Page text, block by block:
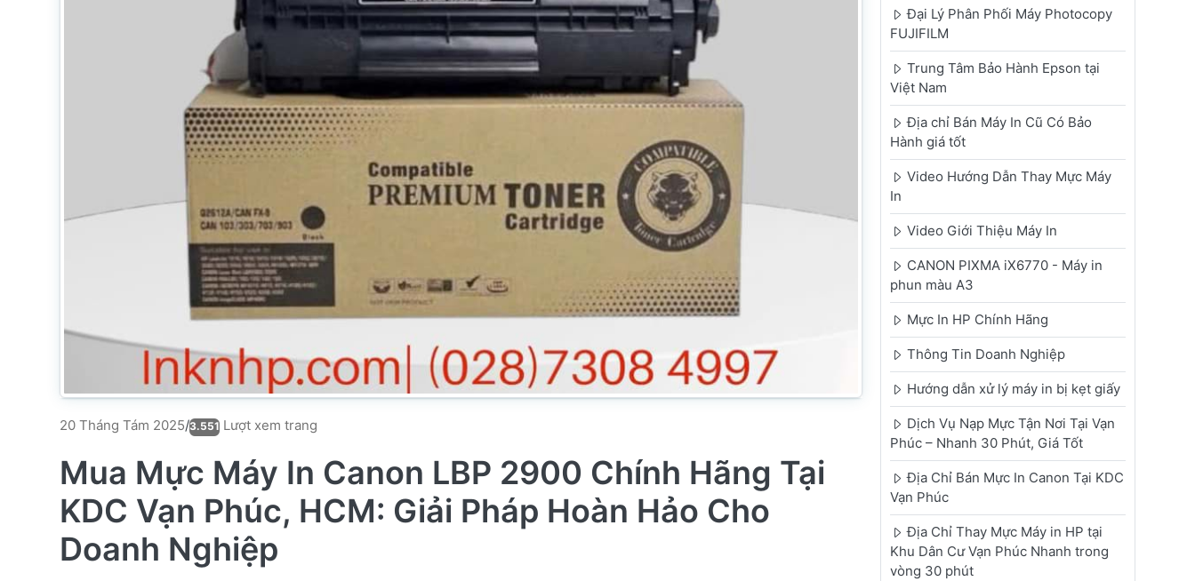
20 Tháng Tám 2025/3.551 Lượt xem trang
Mua Mực Máy In Canon LBP 2900 Chính Hãng Tại
KDC Vạn Phúc, HCM: Giải Pháp Hoàn Hảo Cho
Doanh Nghiệp
Đại Lý Phân Phối Máy Photocopy
FUJIFILM
Trung Tâm Bảo Hành Epson tại
Việt Nam
Địa chỉ Bán Máy In Cũ Có Bảo
Hành giá tốt
Video Hướng Dẫn Thay Mực Máy
In
Video Giới Thiệu Máy In
CANON PIXMA iX6770 - Máy in
phun màu A3
Mực In HP Chính Hãng
Thông Tin Doanh Nghiệp
Hướng dẫn xử lý máy in bị kẹt giấy
Dịch Vụ Nạp Mực Tận Nơi Tại Vạn
Phúc – Nhanh 30 Phút, Giá Tốt
Địa Chỉ Bán Mực In Canon Tại KDC
Vạn Phúc
Địa Chỉ Thay Mực Máy in HP tại
Khu Dân Cư Vạn Phúc Nhanh trong
vòng 30 phút